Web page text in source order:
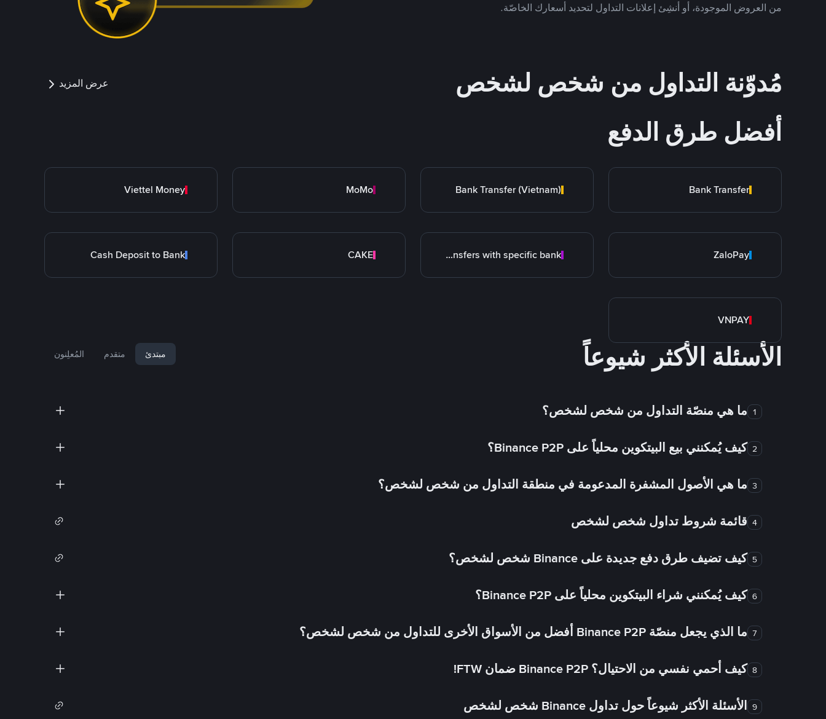
من العروض الموجودة، أو أنشِئ إعلانات التداول لتحديد أسعارك الخاصّة.
مُدوّنة التداول من شخص لشخص عرض المزيد
أفضل طرق الدفع
Bank Transfer
Bank Transfer (Vietnam)
MoMo
Viettel Money
ZaloPay
Transfers with specific bank
CAKE
Cash Deposit to Bank
VNPAY
الأسئلة الأكثر شيوعاً مبتدئ متقدم المُعلِنون
1 ما هي منصّة التداول من شخص لشخص؟
2 كيف يُمكنني بيع البيتكوين محلياً على Binance P2P؟
3 ما هي الأصول المشفرة المدعومة في منطقة التداول من شخص لشخص؟
4 قائمة شروط تداول شخص لشخص
5 كيف تضيف طرق دفع جديدة على Binance شخص لشخص؟
6 كيف يُمكنني شراء البيتكوين محلياً على Binance P2P؟
7 ما الذي يجعل منصّة Binance P2P أفضل من الأسواق الأخرى للتداول من شخص لشخص؟
8 كيف أحمي نفسي من الاحتيال؟ Binance P2P ضمان FTW!
9 الأسئلة الأكثر شيوعاً حول تداول Binance شخص لشخص